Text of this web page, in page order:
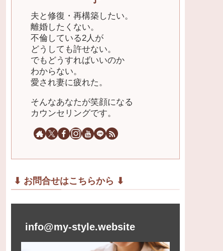
夫と修復・再構築したい。
離婚したくない。
不倫している2人が
どうしても許せない。
でもどうすればいいのか
わからない。
愛され妻に疲れた。
そんなあなたが笑顔になる
カウンセリングです。
⬇︎ お問合せはこちらから ⬇︎
info@my-style.website